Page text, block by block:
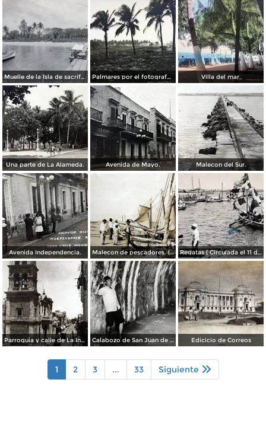
Muelle de la Isla de sacrificios. Palmares por el fotografo Hugo Brehme. Villa del mar.
Una parte de La Alameda. Avenida de Mayo. Malecon del Sur.
Avenida Independencia. Malecon de pescadores. ( Circulada el 12 de Agosto de 1911 ). Regatas ( Circulada el 11 de Abril de 1926 ).
Parroquia y calle de La Independencia. Calabozo de San Juan de Ulua. Edicicio de Correos
1 2 3 ... 33 Siguiente